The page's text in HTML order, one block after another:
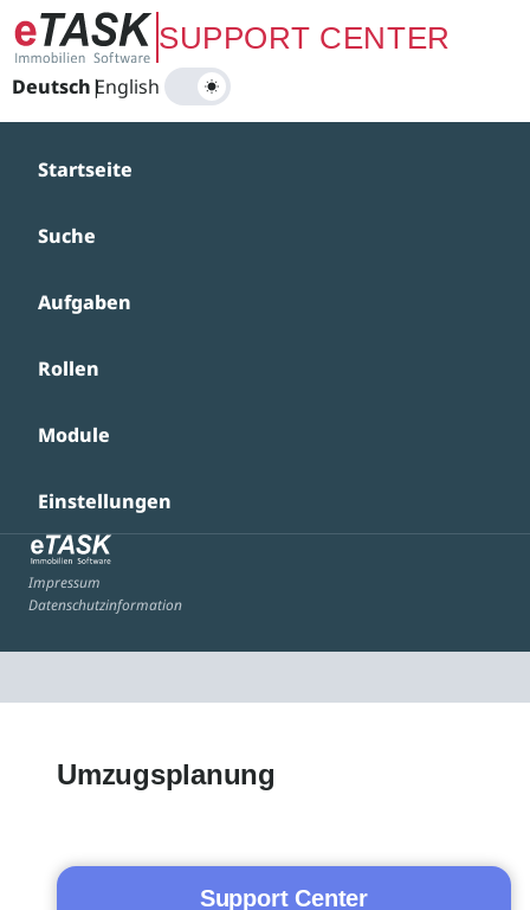
Zum Hauptinhalt springenSUPPORT CENTER
Deutsch|
English
Startseite
Suche
Aufgaben
Rollen
Module
Einstellungen
Impressum
Datenschutzinformation
Umzugsplanung
Support Center